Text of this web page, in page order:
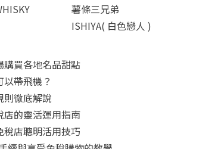
薯條三兄弟
ISHIYA( 白色戀人 )
買各地名品甜點
帶飛機？
徹底解說
的靈活運用指南
店聰明活用技巧